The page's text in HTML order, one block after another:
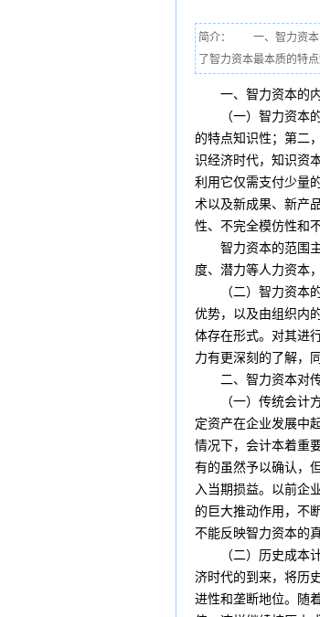
简介： 一、智力资本
了智力资本最本质的特
一、智力资本的
（一）智力资本的
的特点知识性；第二
识经济时代，知识资
利用它仅需支付少量
术以及新成果、新产
性、不完全模仿性和
智力资本的范围主
度、潜力等人力资本
（二）智力资本的
优势，以及由组织内
体存在形式。对其进
力有更深刻的了解，
二、智力资本对传
（一）传统会计方
定资产在企业发展中
情况下，会计本着重
有的虽然予以确认，
入当期损益。以前企
的巨大推动作用，不
不能反映智力资本的
（二） 历史成本
济时代的到来，将历
进性和垄断地位。随